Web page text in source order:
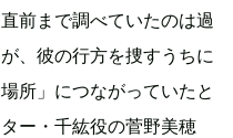
前まで調べていたのは過
、彼の行方を捜すうちに
所」につながっていたと
ー・千紘役の菅野美穂